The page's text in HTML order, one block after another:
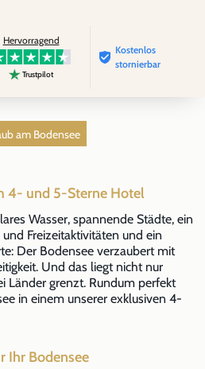
Hervorragend
Trustpilot
Kostenlos
stornierbar
am Bodensee
4- und 5-Sterne Hotel
Wasser, spannende Städte, ein
Freizeitaktivitäten und ein
Der Bodensee verzaubert mit
Und das liegt nicht nur
Länder grenzt. Rundum perfekt
in einem unserer exklusiven 4-
Ihr Bodensee